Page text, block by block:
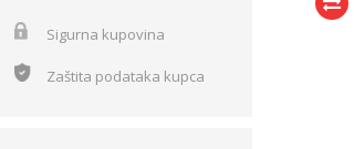
Sigurna kupovina
Zaštita podataka kupca